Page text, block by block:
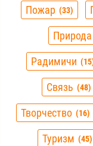
Пожар 33
Природа
Радимичи 15
Связь 48
Творчество 16
Туризм 45